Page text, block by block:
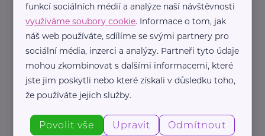
Alma-natural cosmetics s.r.o.
Jak se o sebe postarat, když se svět zbláznil
Krása Žena
funkcí sociálních médií a analýze naší návštěvnosti
využíváme soubory cookie. Informace o tom, jak
náš web používáte, sdílíme se svými partnery pro
sociální média, inzerci a analýzy. Partneři tyto údaje
mohou zkombinovat s dalšími informacemi, které
jste jim poskytli nebo které získali v důsledku toho,
že používáte jejich služby.
Povolit vše Upravit Odmítnout